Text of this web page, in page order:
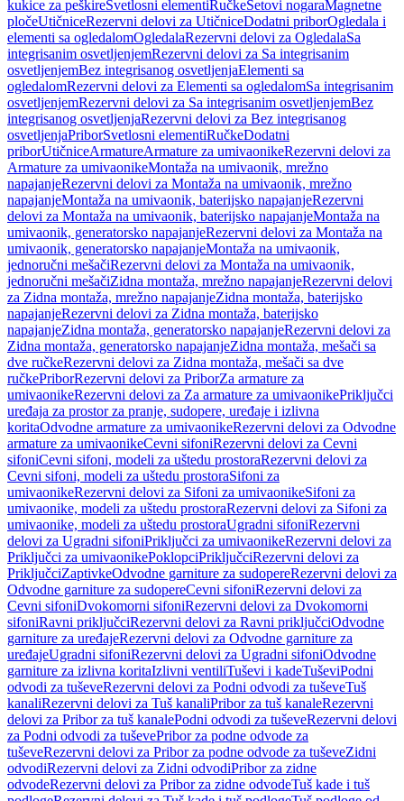
kukice za peškireSvetlosni elementiRučkeSetovi nogaraMagnetne
pločeUtičniceRezervni delovi za UtičniceDodatni priborOgledala i
elementi sa ogledalomOgledalaRezervni delovi za OgledalaSa
integrisanim osvetljenjemRezervni delovi za Sa integrisanim
osvetljenjemBez integrisanog osvetljenjaElementi sa
ogledalomRezervni delovi za Elementi sa ogledalomSa integrisanim
osvetljenjemRezervni delovi za Sa integrisanim osvetljenjemBez
integrisanog osvetljenjaRezervni delovi za Bez integrisanog
osvetljenjaPriborSvetlosni elementiRučkeDodatni
priborUtičniceArmatureArmature za umivaonikeRezervni delovi za
Armature za umivaonikeMontaža na umivaonik, mrežno
napajanjeRezervni delovi za Montaža na umivaonik, mrežno
napajanjeMontaža na umivaonik, baterijsko napajanjeRezervni
delovi za Montaža na umivaonik, baterijsko napajanjeMontaža na
umivaonik, generatorsko napajanjeRezervni delovi za Montaža na
umivaonik, generatorsko napajanjeMontaža na umivaonik,
jednoručni mešačiRezervni delovi za Montaža na umivaonik,
jednoručni mešačiZidna montaža, mrežno napajanjeRezervni delovi
za Zidna montaža, mrežno napajanjeZidna montaža, baterijsko
napajanjeRezervni delovi za Zidna montaža, baterijsko
napajanjeZidna montaža, generatorsko napajanjeRezervni delovi za
Zidna montaža, generatorsko napajanjeZidna montaža, mešači sa
dve ručkeRezervni delovi za Zidna montaža, mešači sa dve
ručkePriborRezervni delovi za PriborZa armature za
umivaonikeRezervni delovi za Za armature za umivaonikePriključci
uređaja za prostor za pranje, sudopere, uređaje i izlivna
koritaOdvodne armature za umivaonikeRezervni delovi za Odvodne
armature za umivaonikeCevni sifoniRezervni delovi za Cevni
sifoniCevni sifoni, modeli za uštedu prostoraRezervni delovi za
Cevni sifoni, modeli za uštedu prostoraSifoni za
umivaonikeRezervni delovi za Sifoni za umivaonikeSifoni za
umivaonike, modeli za uštedu prostoraRezervni delovi za Sifoni za
umivaonike, modeli za uštedu prostoraUgradni sifoniRezervni
delovi za Ugradni sifoniPriključci za umivaonikeRezervni delovi za
Priključci za umivaonikePoklopciPriključciRezervni delovi za
PriključciZaptivkeOdvodne garniture za sudopereRezervni delovi za
Odvodne garniture za sudopereCevni sifoniRezervni delovi za
Cevni sifoniDvokomorni sifoniRezervni delovi za Dvokomorni
sifoniRavni priključciRezervni delovi za Ravni priključciOdvodne
garniture za uređajeRezervni delovi za Odvodne garniture za
uređajeUgradni sifoniRezervni delovi za Ugradni sifoniOdvodne
garniture za izlivna koritaIzlivni ventiliTuševi i kadeTuševiPodni
odvodi za tuševeRezervni delovi za Podni odvodi za tuševeTuš
kanaliRezervni delovi za Tuš kanaliPribor za tuš kanaleRezervni
delovi za Pribor za tuš kanalePodni odvodi za tuševeRezervni delovi
za Podni odvodi za tuševePribor za podne odvode za
tuševeRezervni delovi za Pribor za podne odvode za tuševeZidni
odvodiRezervni delovi za Zidni odvodiPribor za zidne
odvodeRezervni delovi za Pribor za zidne odvodeTuš kade i tuš